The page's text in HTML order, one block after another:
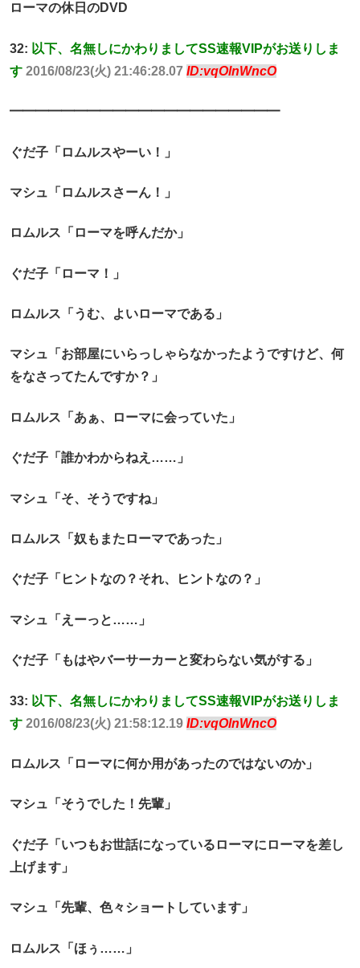
ローマの休日のDVD
32: 以下、名無しにかわりましてSS速報VIPがお送りしま
す 2016/08/23(火) 21:46:28.07 ID:vqOlnWncO
━━━━━━━━━━━━━━━━━━━━━
ぐだ子「ロムルスやーい！」
マシュ「ロムルスさーん！」
ロムルス「ローマを呼んだか」
ぐだ子「ローマ！」
ロムルス「うむ、よいローマである」
マシュ「お部屋にいらっしゃらなかったようですけど、何
をなさってたんですか？」
ロムルス「あぁ、ローマに会っていた」
ぐだ子「誰かわからねえ……」
マシュ「そ、そうですね」
ロムルス「奴もまたローマであった」
ぐだ子「ヒントなの？それ、ヒントなの？」
マシュ「えーっと……」
ぐだ子「もはやバーサーカーと変わらない気がする」
33: 以下、名無しにかわりましてSS速報VIPがお送りしま
す 2016/08/23(火) 21:58:12.19 ID:vqOlnWncO
ロムルス「ローマに何か用があったのではないのか」
マシュ「そうでした！先輩」
ぐだ子「いつもお世話になっているローマにローマを差し
上げます」
マシュ「先輩、色々ショートしています」
ロムルス「ほぅ……」